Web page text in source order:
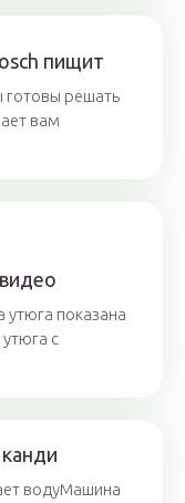
пищит
готовы решать
вам
утюга показана
с
водуМашина